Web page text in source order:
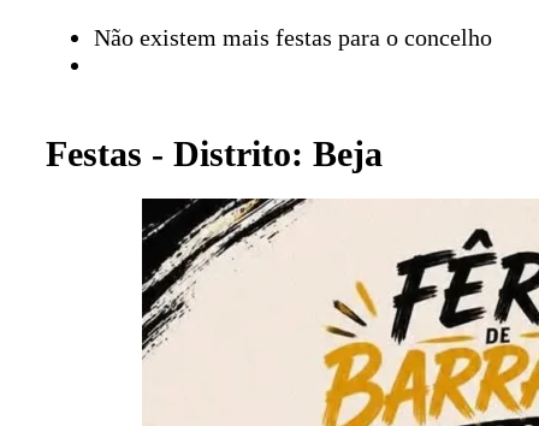
Não existem mais festas para o concelho
Festas - Distrito: Beja